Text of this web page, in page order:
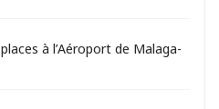
à l’Aéroport de Malaga-